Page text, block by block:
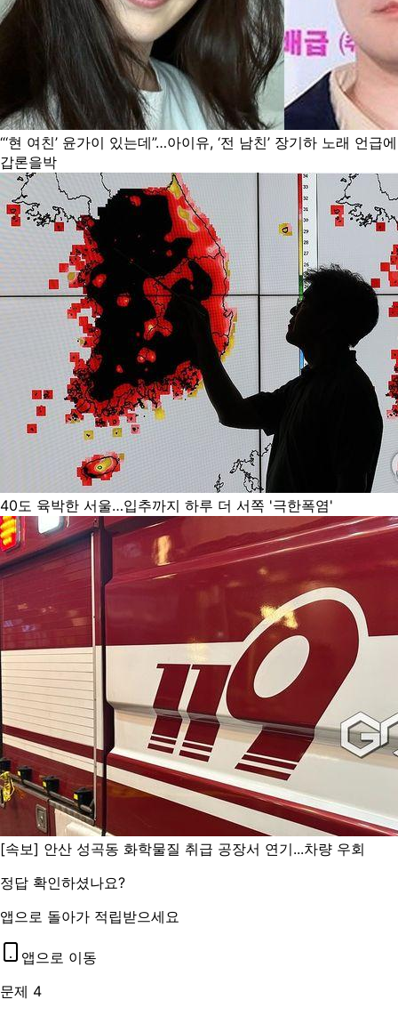
“‘현 여친’ 윤가이 있는데”…아이유, ‘전 남친’ 장기하 노래 언급에
갑론을박
40도 육박한 서울…입추까지 하루 더 서쪽 '극한폭염'
[속보] 안산 성곡동 화학물질 취급 공장서 연기...차량 우회
정답 확인하셨나요?
앱으로 돌아가 적립받으세요
앱으로 이동
문제 4